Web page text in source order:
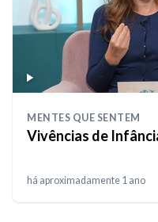
MENTES QUE SENTEM
Vivências de
há aproximadamente 1 ano